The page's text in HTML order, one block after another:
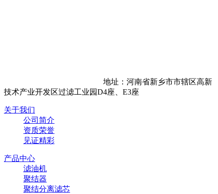
地址：河南省新乡市市辖区高新
技术产业开发区过滤工业园D4座、E3座
关于我们
公司简介
资质荣誉
见证精彩
产品中心
滤油机
聚结器
聚结分离滤芯